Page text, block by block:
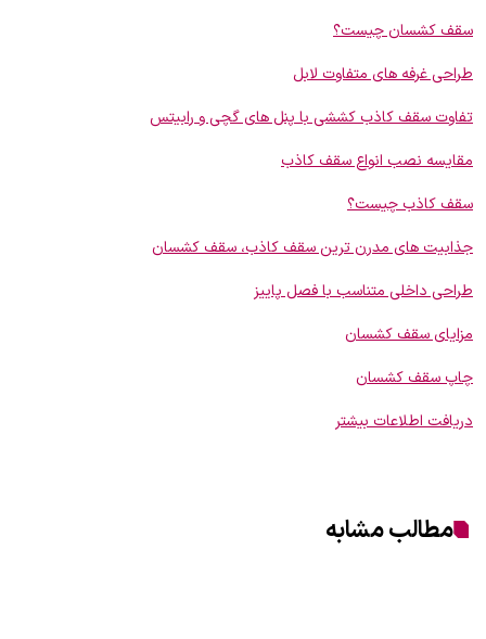
سقف کشسان چیست؟
طراحی غرفه های متفاوت لابل
تفاوت سقف کاذب کششی با پنل های گچی و رابیتس
مقایسه نصب انواع سقف کاذب
سقف کاذب چیست؟
جذابیت های مدرن ترین سقف کاذب، سقف کشسان
طراحی داخلی متناسب با فصل پاییز
مزایای سقف کشسان
چاپ سقف کشسان
دریافت اطلاعات بیشتر
مطالب مشابه